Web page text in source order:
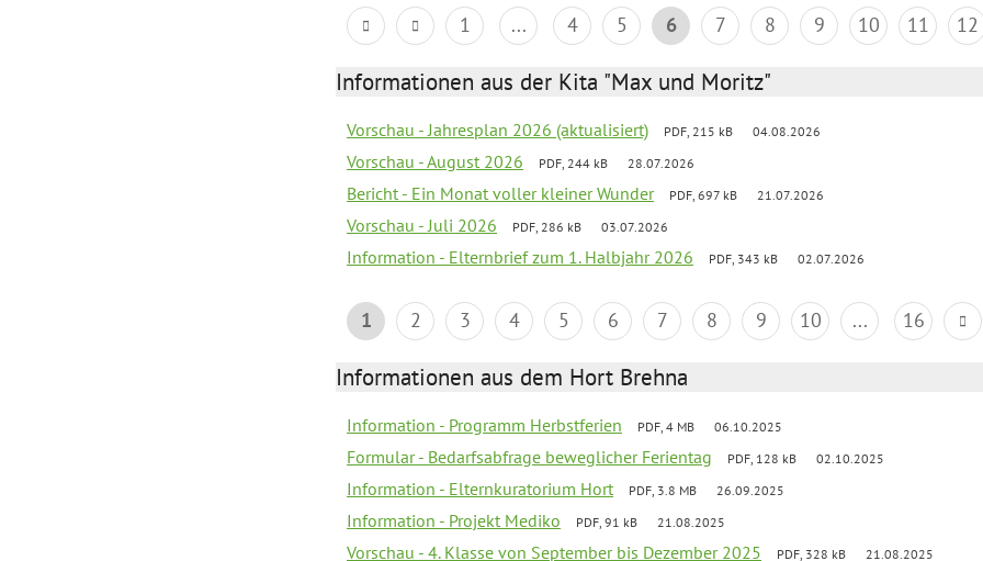
1 ... 4 5 6 7 8 9 10 11 12
Informationen aus der Kita "Max und Moritz"
Vorschau - Jahresplan 2026 (aktualisiert) PDF, 215 kB 04.08.2026
Vorschau - August 2026 PDF, 244 kB 28.07.2026
Bericht - Ein Monat voller kleiner Wunder PDF, 697 kB 21.07.2026
Vorschau - Juli 2026 PDF, 286 kB 03.07.2026
Information - Elternbrief zum 1. Halbjahr 2026 PDF, 343 kB 02.07.2026
1 2 3 4 5 6 7 8 9 10 ... 16
Informationen aus dem Hort Brehna
Information - Programm Herbstferien PDF, 4 MB 06.10.2025
Formular - Bedarfsabfrage beweglicher Ferientag PDF, 128 kB 02.10.2025
Information - Elternkuratorium Hort PDF, 3.8 MB 26.09.2025
Information - Projekt Mediko PDF, 91 kB 21.08.2025
Vorschau - 4. Klasse von September bis Dezember 2025 PDF, 328 kB 21.08.2025